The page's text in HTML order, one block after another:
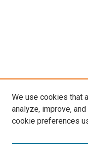
We use cookies that
analyze, improve,
cookie preferences